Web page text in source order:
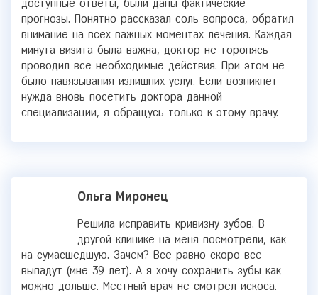
доступные ответы, были даны фактические
прогнозы. Понятно рассказал соль вопроса, обратил
внимание на всех важных моментах лечения. Каждая
минута визита была важна, доктор не торопясь
проводил все необходимые действия. При этом не
было навязывания излишних услуг. Если возникнет
нужда вновь посетить доктора данной
специализации, я обращусь только к этому врачу.
Ольга Миронец
Решила исправить кривизну зубов. В
другой клинике на меня посмотрели, как
на сумасшедшую. Зачем? Все равно скоро все
выпадут (мне 39 лет). А я хочу сохранить зубы как
можно дольше. Местный врач не смотрел искоса.